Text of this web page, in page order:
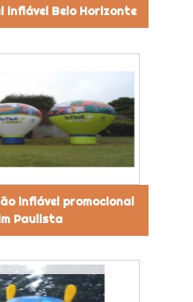
inflável Belo Horizonte
inflável promocional
Paulista